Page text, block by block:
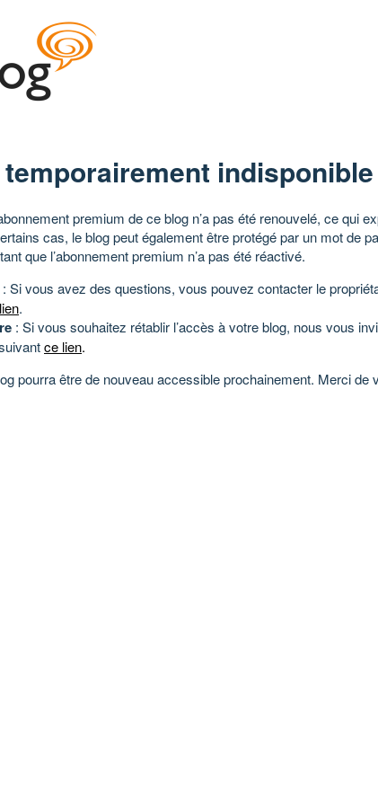
indisponible
premium de ce blog n’a pas été renouvelé, ce qui
cas, le blog peut également être protégé par un mot de
que l’abonnement premium n’a pas été réactivé.
: Si vous avez des questions, vous pouvez contacter le
.
: Si vous souhaitez rétablir l’accès à votre blog, nous vous
ce lien.
pourra être de nouveau accessible prochainement. Merci de